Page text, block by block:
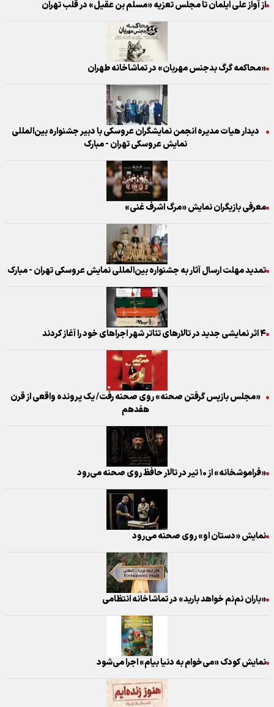
از آواز علی ایلمان تا مجلس تعزیه «مسلم بن عقیل» در قلب تهران
«محاکمه گرگ بدجنس مهربان» در تماشاخانه طهران
دیدار هیات مدیره انجمن نمایشگران عروسکی با دبیر جشنواره بین‌المللی
نمایش عروسکی تهران - مبارک
معرفی بازیگران نمایش «مرگ اشرف غنی»
تمدید مهلت ارسال آثار به جشنواره بین‌المللی نمایش عروسکی تهران - مبارک
۴ اثر نمایشی جدید در تالارهای تئاتر شهر اجراهای خود را آغاز کردند
«مجلس بازپس گرفتن صحنه» روی صحنه رفت/ یک پرونده واقعی از قرن
هفدهم
«فراموشخانه» از ۱۰ تیر در تالار حافظ روی صحنه می‌رود
نمایش «دستان او» روی صحنه می‌رود
«باران نم‌نم خواهد بارید» در تماشاخانه انتظامی
نمایش کودک «می‌خوام به دنیا بیام» اجرا می‌شود